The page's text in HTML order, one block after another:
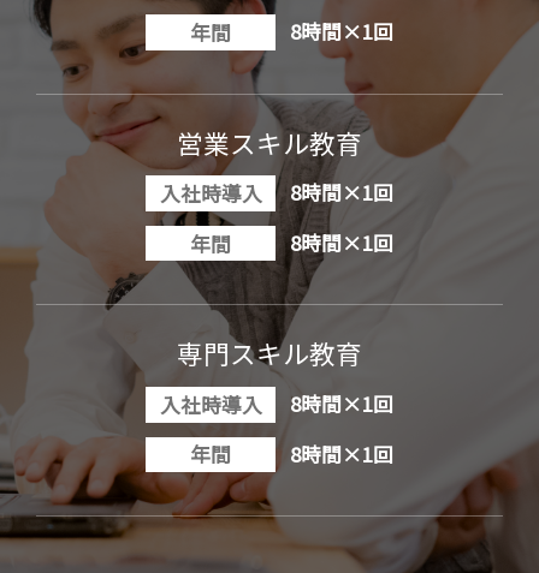
年間 8時間×1回
営業スキル教育
入社時導入
8時間×1回
年間
8時間×1回
専門スキル教育
入社時導入
8時間×1回
年間
8時間×1回